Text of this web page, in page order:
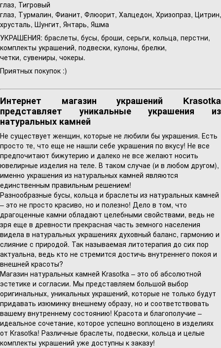
глаз, Тигровый
глаз, Турмалин, Фианит, Флюорит, Халцедон, Хризопраз,
хрусталь, Шунгит, Янтарь, Яшма
УКРАШЕНИЯ: браслеты, бусы, броши, серьги, кольца, перстни,
комплекты украшений, подвески, кулоны, брелки,
четки, сувениры, чокеры.
Приятных покупок :)
Интернет магазин украшений Krasotka
представляет уникальные украшения из
натуральных камней
Не существует женщин, которые не любили бы украшения. Есть
просто те, что еще не нашли себе украшения по вкусу! Не все
предпочитают бижутерию и далеко не все желают носить
ювелирные изделия на теле. В таком случае (и в любом другом),
именно украшения из натуральных камней являются
единственным правильным решением!
Разнообразные бусы, кольца и браслеты из натуральных камней
– это не просто красиво, но и полезно! Дело в том, что
драгоценные камни обладают целебными свойствами, ведь не
зря еще в древности прекрасная часть земного населения
видела в натуральных украшениях духовный баланс, гармонию и
слияние с природой. Так называемая литотерапия до сих пор
актуальна, ведь кто не стремится достичь внутреннего покоя и
внешней красоты?
Магазин натуральных камней Krasotka – это об абсолютной
эстетике и согласии. Мы представляем большой выбор
оригинальных, уникальных украшений, которые не только будут
придавать изюминку внешнему образу, но и соответствовать
вашему внутреннему состоянию! Красота и благополучие –
идеальное сочетание, которое успешно воплощено в изделиях
от Krasotka! Различные браслеты, подвески, кольца и целые
комплекты украшений уже доступны к заказу!